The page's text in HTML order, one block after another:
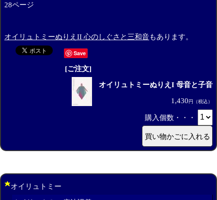
28ページ
オイリュトミーぬりえII 心のしぐさと三和音もあります。
Save
[ご注文]
オイリュトミーぬりえI 母音と子音
1,430円（税込）
購入個数・・・
オイリュトミー